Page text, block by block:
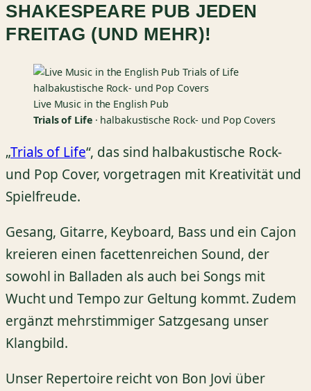
SHAKESPEARE PUB JEDEN
FREITAG (UND MEHR)!
Live Music in the English Pub
Trials of Life· halbakustische Rock- und Pop Covers
„Trials of Life“, das sind halbakustische Rock-
und Pop Cover, vorgetragen mit Kreativität und
Spielfreude.
Gesang, Gitarre, Keyboard, Bass und ein Cajon
kreieren einen facettenreichen Sound, der
sowohl in Balladen als auch bei Songs mit
Wucht und Tempo zur Geltung kommt. Zudem
ergänzt mehrstimmiger Satzgesang unser
Klangbild.
Unser Repertoire reicht von Bon Jovi über